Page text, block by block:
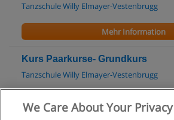
Tanzschule Willy Elmayer-Vestenbrugg
Mehr Information
Kurs Paarkurse- Grundkurs
Tanzschule Willy Elmayer-Vestenbrugg
Mehr Information
We Care About Your Privacy